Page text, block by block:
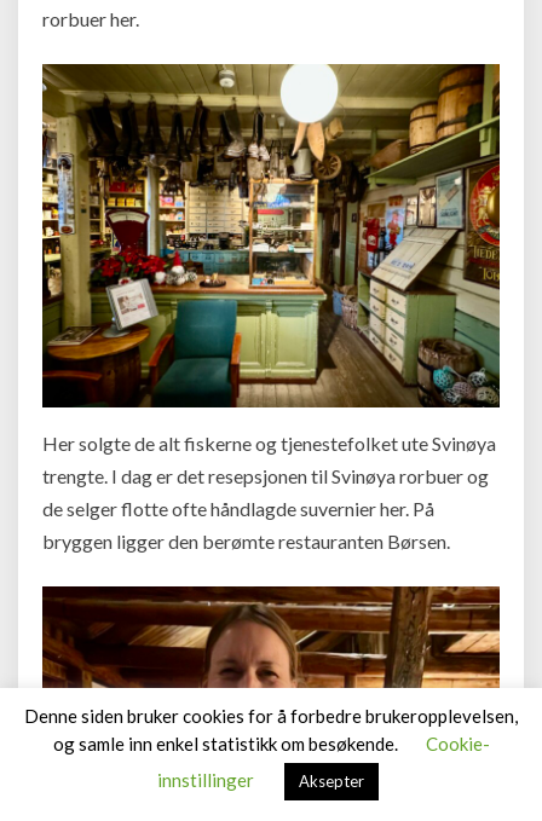
rorbuer her.
Her solgte de alt fiskerne og tjenestefolket ute Svinøya
trengte. I dag er det resepsjonen til Svinøya rorbuer og
de selger flotte ofte håndlagde suvernier her. På
bryggen ligger den berømte restauranten Børsen.
Denne siden bruker cookies for å forbedre brukeropplevelsen,
og samle inn enkel statistikk om besøkende.
Cookie-
innstillinger
Aksepter